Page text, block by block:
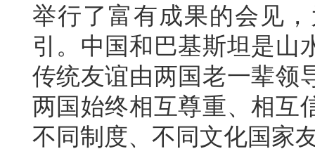
举行了富有成果的会见
引。中国和巴基斯坦是山
传统友谊由两国老一辈领
两国始终相互尊重、相互
不同制度、不同文化国家